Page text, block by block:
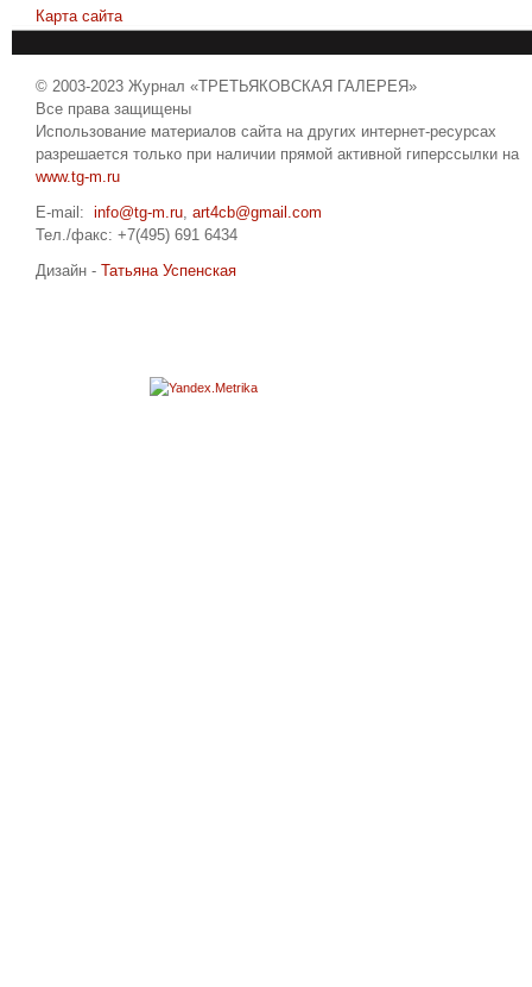
Карта сайта
© 2003-2023 Журнал «ТРЕТЬЯКОВСКАЯ ГАЛЕРЕЯ»
Все права защищены
Использование материалов сайта на других интернет-ресурсах
разрешается только при наличии прямой активной гиперссылки на
www.tg-m.ru
E-mail: info@tg-m.ru, art4cb@gmail.com
Тел./факс: +7(495) 691 6434
Дизайн - Татьяна Успенская